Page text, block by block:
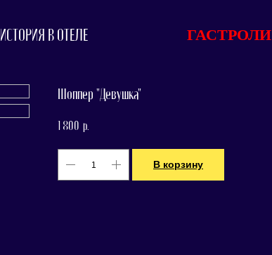
ИСТОРИЯ В ОТЕЛЕ ГАСТРОЛИ
Шоппер "Девушка"
1 800 р.
В корзину